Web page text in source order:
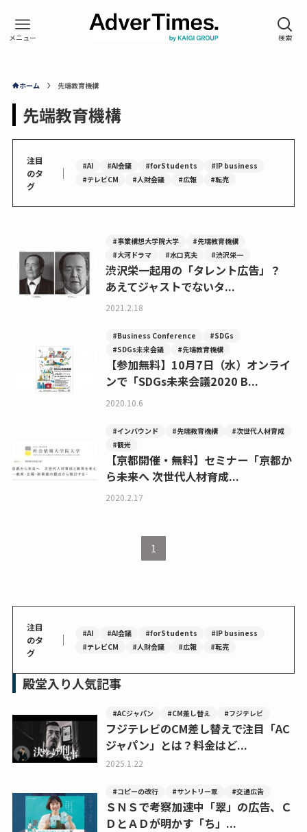
ホーム 先端教育機構
先端教育機構
注目
のタ
グ
｜ #AI #AI会議 #forStudents
#IP business
#テレビCM
#人財会議 #広報 #転売
#事業構想大学院大学
#先端教育機構
#大河ドラマ
#水口克夫 #渋沢栄一
渋沢栄一起用の「タレント広告」？
あえてジャストでないタ...
2021.2.18
#Business Conference
#SDGs
#SDGs未来会議
#先端教育機構
【参加無料】10月7日（水）オンライ
ンで「SDGs未来会議2020 B...
2020.10.6
#インバウンド #先端教育機構
#次世代人材育成
#観光
【京都開催・無料】セミナー「京都か
ら未来へ 次世代人材育成...
2020.2.17
1
注目
のタ
グ
｜ #AI #AI会議 #forStudents
#IP business
#テレビCM
#人財会議 #広報 #転売
殿堂入り人気記事
#ACジャパン #CM差し替え #フジテレビ
フジテレビのCM差し替えで注目「AC
ジャパン」とは？料金はど...
2025.1.22
#コピーの改行 #サントリー翠 #交通広告
ＳＮＳで考察加速中「翠」の広告、Ｃ
ＤとＡＤが明かす「ち」...